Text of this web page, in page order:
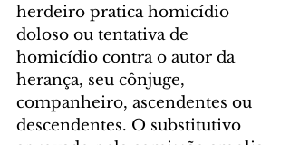
herdeiro pratica homicídio
doloso ou tentativa de
homicídio contra o autor da
herança, seu cônjuge,
companheiro, ascendentes ou
descendentes. O substitutivo